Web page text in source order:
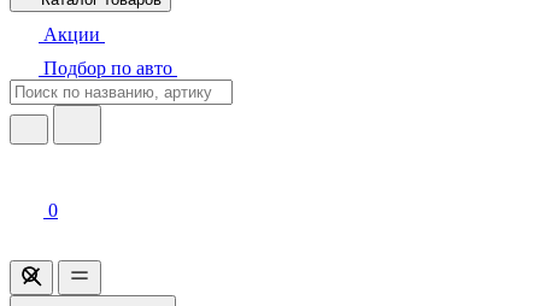
Акции
Подбор по авто
0